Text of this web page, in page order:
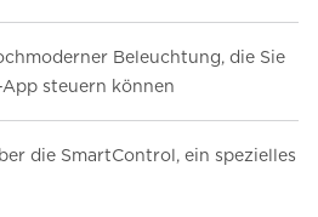
Beleuchtung, die Sie
steuern können
die SmartControl, ein spezielles